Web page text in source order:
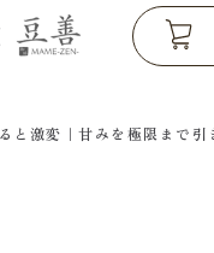
と激変｜甘みを極限まで引